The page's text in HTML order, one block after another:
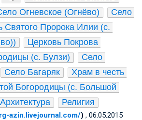
Огневское (Огнёво)
Село
Святого Пророка Илии (с.
Церковь Покрова
(с. Булзи)
Село
Село Багаряк
Храм в честь
Богородицы (с. Большой
Архитектура Религия
azin.livejournal.com/) , 06.05.2015